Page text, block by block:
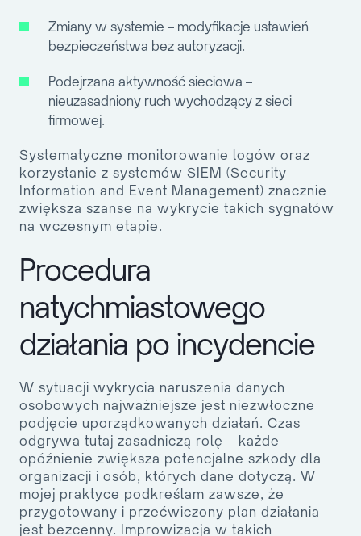
Zmiany w systemie – modyfikacje ustawień
bezpieczeństwa bez autoryzacji.
Podejrzana aktywność sieciowa –
nieuzasadniony ruch wychodzący z sieci
firmowej.
Systematyczne monitorowanie logów oraz
korzystanie z systemów SIEM (Security
Information and Event Management) znacznie
zwiększa szanse na wykrycie takich sygnałów
na wczesnym etapie.
Procedura
natychmiastowego
działania po incydencie
W sytuacji wykrycia naruszenia danych
osobowych najważniejsze jest niezwłoczne
podjęcie uporządkowanych działań. Czas
odgrywa tutaj zasadniczą rolę – każde
opóźnienie zwiększa potencjalne szkody dla
organizacji i osób, których dane dotyczą. W
mojej praktyce podkreślam zawsze, że
przygotowany i przećwiczony plan działania
jest bezcenny. Improwizacja w takich